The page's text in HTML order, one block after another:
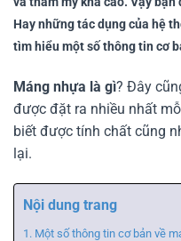
Hay những tác dụng của hệ
tìm hiểu một số thông tin cơ
Máng nhựa là gì? Đây
được đặt ra nhiều nhất
biết được tính chất cũng
lại.
Nội dung trang
Một số thông tin cơ bản về